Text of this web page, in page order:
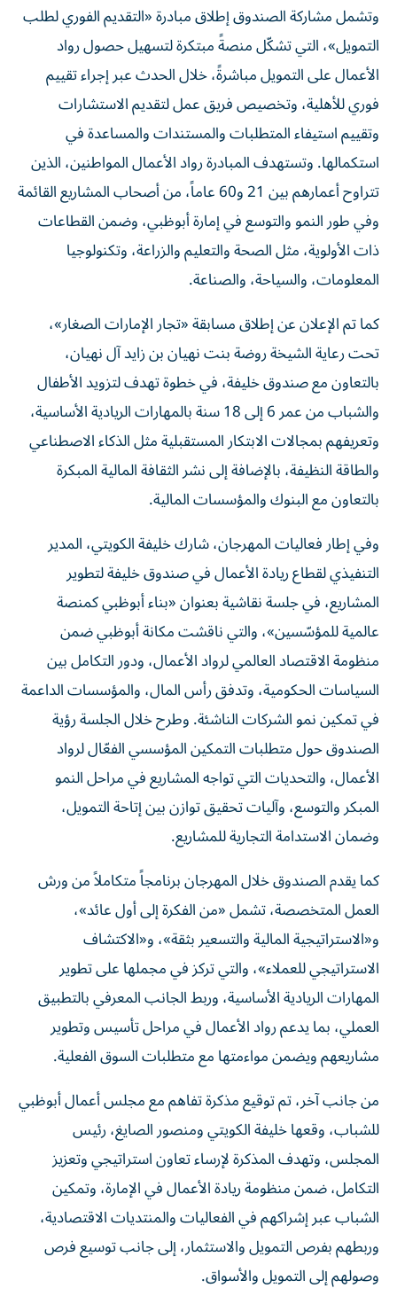
وتشمل مشاركة الصندوق إطلاق مبادرة «التقديم الفوري لطلب
التمويل»، التي تشكّل منصةً مبتكرة لتسهيل حصول رواد
الأعمال على التمويل مباشرةً، خلال الحدث عبر إجراء تقييم
فوري للأهلية، وتخصيص فريق عمل لتقديم الاستشارات
وتقييم استيفاء المتطلبات والمستندات والمساعدة في
استكمالها. وتستهدف المبادرة رواد الأعمال المواطنين، الذين
تتراوح أعمارهم بين 21 و60 عاماً، من أصحاب المشاريع القائمة
وفي طور النمو والتوسع في إمارة أبوظبي، وضمن القطاعات
ذات الأولوية، مثل الصحة والتعليم والزراعة، وتكنولوجيا
المعلومات، والسياحة، والصناعة.
كما تم الإعلان عن إطلاق مسابقة «تجار الإمارات الصغار»،
تحت رعاية الشيخة روضة بنت نهيان بن زايد آل نهيان،
بالتعاون مع صندوق خليفة، في خطوة تهدف لتزويد الأطفال
والشباب من عمر 6 إلى 18 سنة بالمهارات الريادية الأساسية،
وتعريفهم بمجالات الابتكار المستقبلية مثل الذكاء الاصطناعي
والطاقة النظيفة، بالإضافة إلى نشر الثقافة المالية المبكرة
بالتعاون مع البنوك والمؤسسات المالية.
وفي إطار فعاليات المهرجان، شارك خليفة الكويتي، المدير
التنفيذي لقطاع ريادة الأعمال في صندوق خليفة لتطوير
المشاريع، في جلسة نقاشية بعنوان «بناء أبوظبي كمنصة
عالمية للمؤسّسين»، والتي ناقشت مكانة أبوظبي ضمن
منظومة الاقتصاد العالمي لرواد الأعمال، ودور التكامل بين
السياسات الحكومية، وتدفق رأس المال، والمؤسسات الداعمة
في تمكين نمو الشركات الناشئة. وطرح خلال الجلسة رؤية
الصندوق حول متطلبات التمكين المؤسسي الفعّال لرواد
الأعمال، والتحديات التي تواجه المشاريع في مراحل النمو
المبكر والتوسع، وآليات تحقيق توازن بين إتاحة التمويل،
وضمان الاستدامة التجارية للمشاريع.
كما يقدم الصندوق خلال المهرجان برنامجاً متكاملاً من ورش
العمل المتخصصة، تشمل «من الفكرة إلى أول عائد»،
و«الاستراتيجية المالية والتسعير بثقة»، و«الاكتشاف
الاستراتيجي للعملاء»، والتي تركز في مجملها على تطوير
المهارات الريادية الأساسية، وربط الجانب المعرفي بالتطبيق
العملي، بما يدعم رواد الأعمال في مراحل تأسيس وتطوير
مشاريعهم ويضمن مواءمتها مع متطلبات السوق الفعلية.
من جانب آخر، تم توقيع مذكرة تفاهم مع مجلس أعمال أبوظبي
للشباب، وقعها خليفة الكويتي ومنصور الصايغ، رئيس
المجلس، وتهدف المذكرة لإرساء تعاون استراتيجي وتعزيز
التكامل، ضمن منظومة ريادة الأعمال في الإمارة، وتمكين
الشباب عبر إشراكهم في الفعاليات والمنتديات الاقتصادية،
وربطهم بفرص التمويل والاستثمار، إلى جانب توسيع فرص
وصولهم إلى التمويل والأسواق.